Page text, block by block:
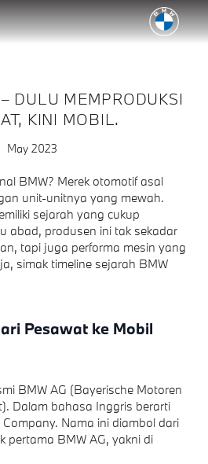
DULU MEMPRODUKSI
KINI MOBIL.
May 2023
BMW? Merek otomotif asal
unit-unitnya yang mewah.
sejarah yang cukup
abad, produsen ini tak sekadar
tapi juga performa mesin yang
simak timeline sejarah BMW
Pesawat ke Mobil
BMW AG (Bayerische Motoren
Dalam bahasa Inggris berarti
Nama ini diambol dari
pertama BMW AG, yakni di